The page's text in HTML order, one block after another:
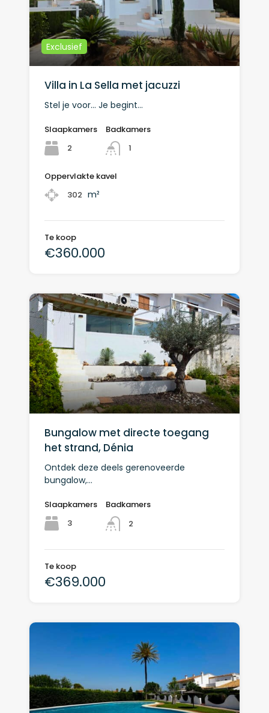
Exclusief
Villa in La Sella met jacuzzi
Stel je voor… Je begint…
Slaapkamers
2
Badkamers
1
Oppervlakte kavel
302 m²
Te koop
€360.000
Bungalow met directe toegang
het strand, Dénia
Ontdek deze deels gerenoveerde
bungalow,…
Slaapkamers
3
Badkamers
2
Te koop
€369.000